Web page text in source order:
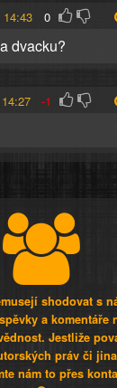
14:43 0
dvacku?
-1
shodovat s
a komentáře
Jestliže
práv či
nám to přes